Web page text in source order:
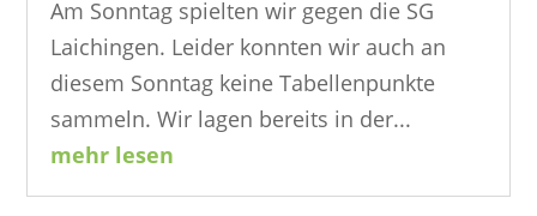
Am Sonntag spielten wir gegen die SG
Laichingen. Leider konnten wir auch an
diesem Sonntag keine Tabellenpunkte
sammeln. Wir lagen bereits in der...
mehr lesen